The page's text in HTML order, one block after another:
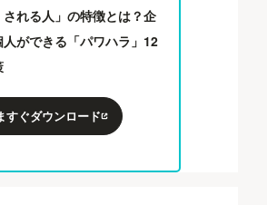
される人」の特徴とは？企
人ができる「パワハラ」12
すぐダウンロード